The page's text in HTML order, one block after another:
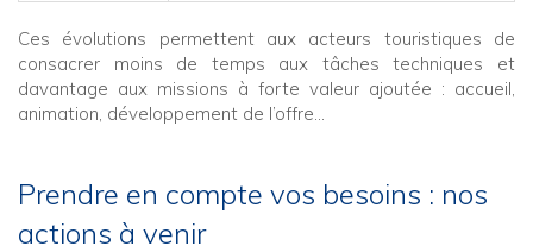
Ces évolutions permettent aux acteurs touristiques de
consacrer moins de temps aux tâches techniques et
davantage aux missions à forte valeur ajoutée : accueil,
animation, développement de l’offre…
Prendre en compte vos besoins : nos
actions à venir